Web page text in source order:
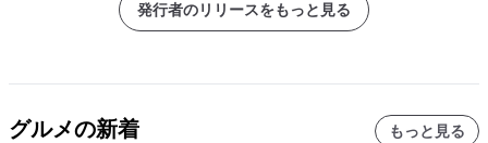
発行者のリリースをもっと見る
グルメの新着 もっと見る